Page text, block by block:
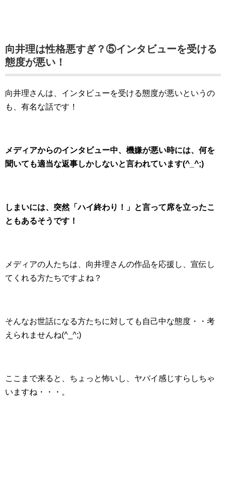
向井理は性格悪すぎ？⑤インタビューを受ける
態度が悪い！
向井理さんは、インタビューを受ける態度が悪いというの
も、有名な話です！
メディアからのインタビュー中、機嫌が悪い時には、何を
聞いても適当な返事しかしないと言われています(^_^;)
しまいには、突然「ハイ終わり！」と言って席を立ったこ
ともあるそうです！
メディアの人たちは、向井理さんの作品を応援し、宣伝し
てくれる方たちですよね？
そんなお世話になる方たちに対しても自己中な態度・・考
えられませんね(^_^;)
ここまで来ると、ちょっと怖いし、ヤバイ感じすらしちゃ
いますね・・・。